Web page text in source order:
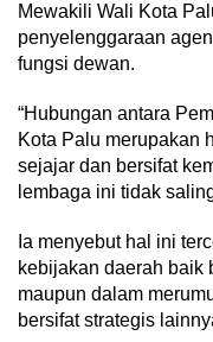
Mewakili Wali Kota
penyelenggaraan
fungsi dewan.
“Hubungan antara
Kota Palu merupakan
sejajar dan bersifat
lembaga ini tidak
Ia menyebut hal ini
kebijakan daerah baik
maupun dalam
bersifat strategis